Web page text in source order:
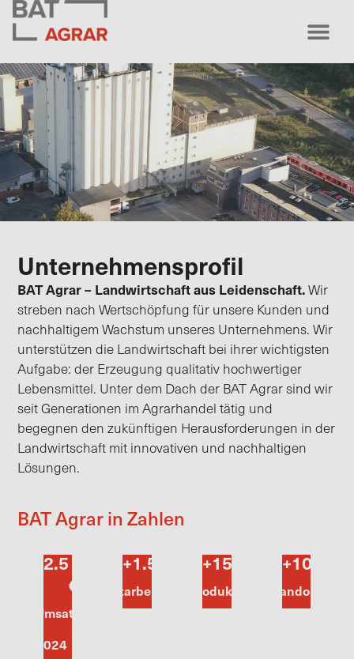
Unternehmensprofil
BAT Agrar – Landwirtschaft aus Leidenschaft.Wir
streben nach Wertschöpfung für unsere Kunden und
nachhaltigem Wachstum unseres Unternehmens. Wir
unterstützen die Landwirtschaft bei ihrer wichtigsten
Aufgabe: der Erzeugung qualitativ hochwertiger
Lebensmittel. Unter dem Dach der BAT Agrar sind wir
seit Generationen im Agrarhandel tätig und
begegnen den zukünftigen Herausforderungen in der
Landwirtschaft mit innovativen und nachhaltigen
Lösungen.
BAT Agrar in Zahlen
Umsatz
2024
2.5
€
Mitarbeiter
+1.500
Produkte
+15.000
Standorte
+100